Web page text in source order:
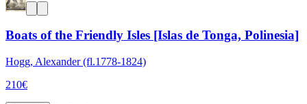
Boats of the Friendly Isles [Islas de Tonga, Polinesia]
Hogg, Alexander (fl.1778-1824)
210€